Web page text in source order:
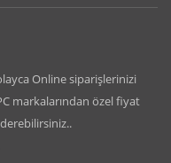
Online siparişlerinizi
markalarından özel fiyat